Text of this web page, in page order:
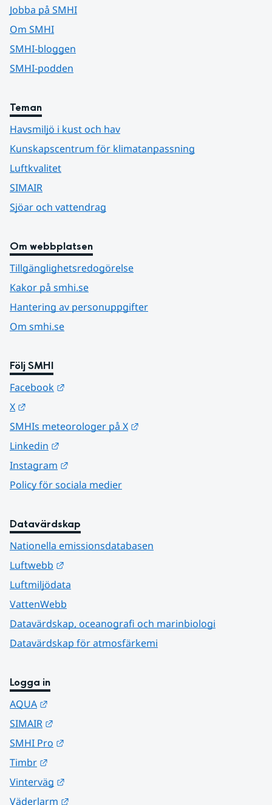
Jobba på SMHI
Om SMHI
SMHI-bloggen
SMHI-podden
Teman
Havsmiljö i kust och hav
Kunskapscentrum för klimatanpassning
Luftkvalitet
SIMAIR
Sjöar och vattendrag
Om webbplatsen
Tillgänglighetsredogörelse
Kakor på smhi.se
Hantering av personuppgifter
Om smhi.se
Följ SMHI
Facebook
X
SMHIs meteorologer på X
Linkedin
Instagram
Policy för sociala medier
Datavärdskap
Nationella emissionsdatabasen
Luftwebb
Luftmiljödata
VattenWebb
Datavärdskap, oceanografi och marinbiologi
Datavärdskap för atmosfärkemi
Logga in
AQUA
SIMAIR
SMHI Pro
Timbr
Vinterväg
Väderlarm